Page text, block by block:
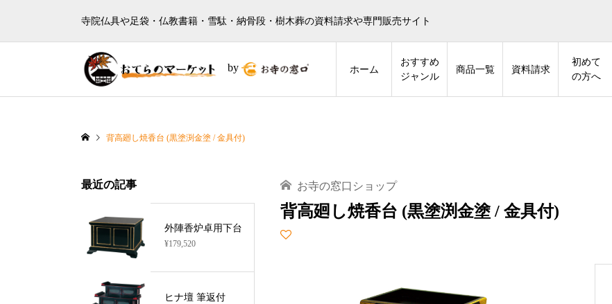
寺院仏具や足袋・仏教書籍・雪駄・納骨段・樹木葬の資料請求や専門販売サイト
by ホーム
おすすめ
ジャンル
商品一覧 資料請求
初めて
の方へ
背高廻し焼香台 (黒塗渕金塗 / 金具付)
お寺の窓口ショップ
背高廻し焼香台 (黒塗渕金塗 / 金具付)
最近の記事
外陣香炉卓用下台
¥179,520
ヒナ壇 筆返付